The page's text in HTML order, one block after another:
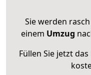
Sie werden
einem Umzug
Füllen Sie jetzt